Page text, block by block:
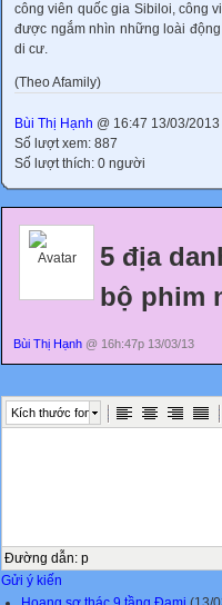
công viên quốc gia Sibiloi, công
được ngắm nhìn những loài
di cư.
(Theo Afamily)
Bùi Thị Hạnh @ 16:47 13/03/2013
Số lượt xem: 887
Số lượt thích: 0 người
5 địa
bộ phim
Bùi Thị Hạnh @ 16h:47p 13/03/13
Kích thước font
Đường dẫn: p
Gửi ý kiến